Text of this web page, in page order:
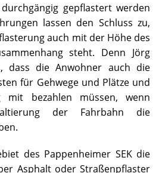
gepflastert werden
lassen den Schluss zu,
auch mit der Höhe des
steht. Denn Jörg
dass die Anwohner auch die
für Gehwege und Plätze und
mit bezahlen müssen, wenn
der Fahrbahn die
des Pappenheimer SEK die
Asphalt oder Straßenpflaster